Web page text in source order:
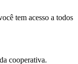
tem acesso a todos
cooperativa.